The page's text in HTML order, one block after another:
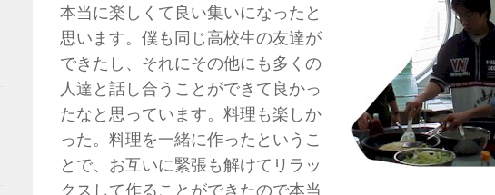
本当に楽しくて良い集いになったと
思います。僕も同じ高校生の友達が
できたし、それにその他にも多くの
人達と話し合うことができて良かっ
たなと思っています。料理も楽しか
った。料理を一緒に作ったというこ
とで、お互いに緊張も解けてリラッ
クスして作ることができたので本当